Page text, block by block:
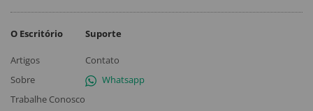
O Escritório
Artigos
Sobre
Trabalhe Conosco
Suporte
Contato
Whatsapp